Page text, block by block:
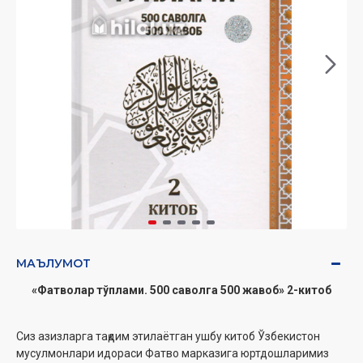
МАЪЛУМОТ
«Фатволар тўплами. 500 саволга 500 жавоб» 2-китоб
Сиз азизларга тақдим этилаётган ушбу китоб Ўзбекистон
мусулмонлари идораси Фатво марказига юртдошларимиз